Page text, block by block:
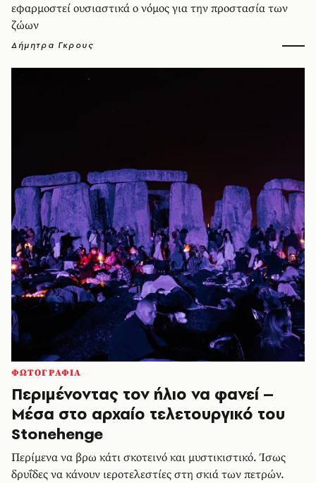
εφαρμοστεί ουσιαστικά ο νόμος για την προστασία των
ζώων
Δήμητρα Γκρους
ΦΩΤΟΓΡΑΦΙΑ
Περιμένοντας τον ήλιο να φανεί –
Μέσα στο αρχαίο τελετουργικό του
Stonehenge
Περίμενα να βρω κάτι σκοτεινό και μυστικιστικό. Ίσως
δρυΐδες να κάνουν ιεροτελεστίες στη σκιά των πετρών.